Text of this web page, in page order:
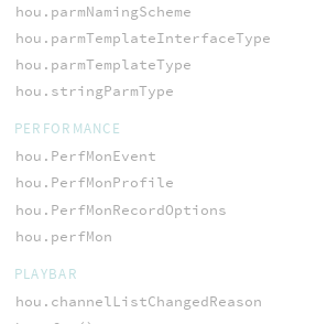
hou.parmNamingScheme
hou.parmTemplateInterfaceType
hou.parmTemplateType
hou.stringParmType
PERFORMANCE
hou.PerfMonEvent
hou.PerfMonProfile
hou.PerfMonRecordOptions
hou.perfMon
PLAYBAR
hou.channelListChangedReason